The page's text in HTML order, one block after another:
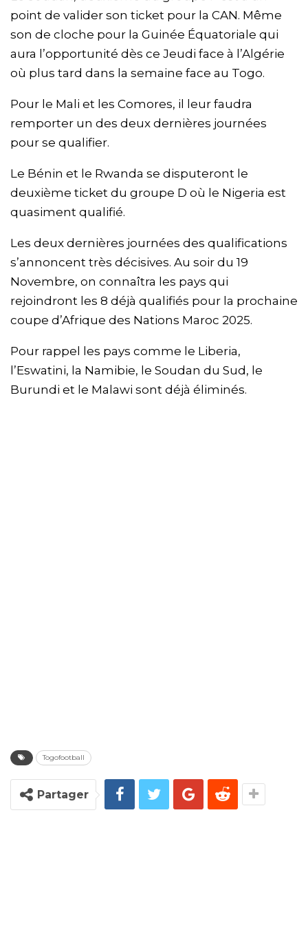
point de valider son ticket pour la CAN. Même
son de cloche pour la Guinée Équatoriale qui
aura l’opportunité dès ce Jeudi face à l’Algérie
où plus tard dans la semaine face au Togo.
Pour le Mali et les Comores, il leur faudra
remporter un des deux dernières journées
pour se qualifier.
Le Bénin et le Rwanda se disputeront le
deuxième ticket du groupe D où le Nigeria est
quasiment qualifié.
Les deux dernières journées des qualifications
s’annoncent très décisives. Au soir du 19
Novembre, on connaîtra les pays qui
rejoindront les 8 déjà qualifiés pour la prochaine
coupe d’Afrique des Nations Maroc 2025.
Pour rappel les pays comme le Liberia,
l’Eswatini, la Namibie, le Soudan du Sud, le
Burundi et le Malawi sont déjà éliminés.
Togofootball
Partager